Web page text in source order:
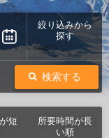
絞り込みから
探す
検索する
短
所要時間が長
い順